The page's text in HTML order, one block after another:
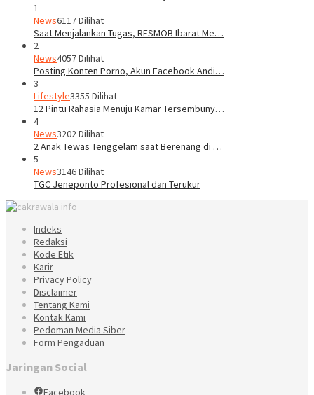
1
News6117 Dilihat
Saat Menjalankan Tugas, RESMOB Ibarat Me…
2
News4057 Dilihat
Posting Konten Porno, Akun Facebook Andi…
3
Lifestyle3355 Dilihat
12 Pintu Rahasia Menuju Kamar Tersembuny…
4
News3202 Dilihat
2 Anak Tewas Tenggelam saat Berenang di …
5
News3146 Dilihat
TGC Jeneponto Profesional dan Terukur
Indeks
Redaksi
Kode Etik
Karir
Privacy Policy
Disclaimer
Tentang Kami
Kontak Kami
Pedoman Media Siber
Form Pengaduan
Jaringan Social
Facebook